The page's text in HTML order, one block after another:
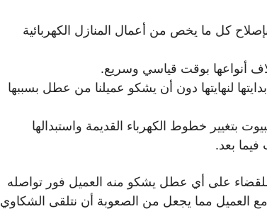
كل ما يخص من أعمال المنازل الكهربائية
أنواعها بوقت قياسي وسريع.
لنهايتها دون أن يشكو عميلنا من عطل بسببها
بتغيير خطوط الكهرباء القديمة واستبدالها
بعد.
على أي عطل يشكو منه العميل فور تواصله
مع العميل مما يجعل من الصعوبة أن نتلقى الشكاوي